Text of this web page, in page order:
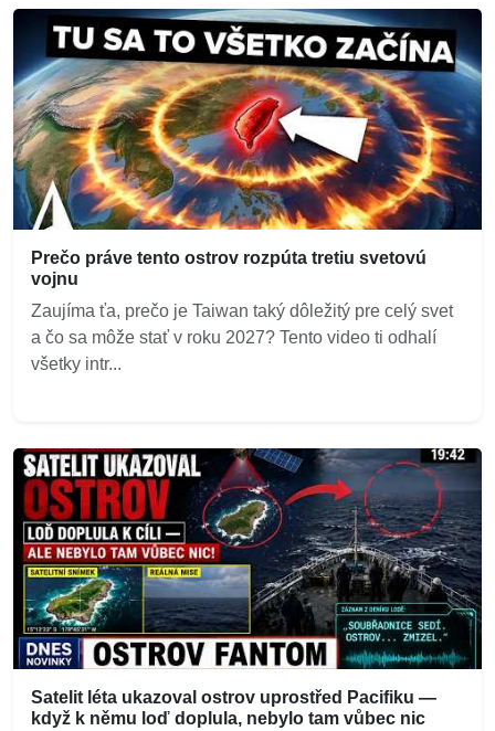
Prečo práve tento ostrov rozpúta tretiu svetovú
vojnu
Zaujíma ťa, prečo je Taiwan taký dôležitý pre celý svet
a čo sa môže stať v roku 2027? Tento video ti odhalí
všetky intr...
Satelit léta ukazoval ostrov uprostřed Pacifiku —
když k němu loď doplula, nebylo tam vůbec nic